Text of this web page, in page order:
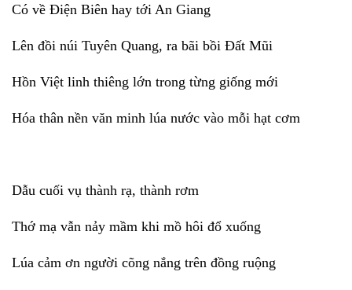
Có về Điện Biên hay tới An Giang
Lên đồi núi Tuyên Quang, ra bãi bồi Đất Mũi
Hồn Việt linh thiêng lớn trong từng giống mới
Hóa thân nền văn minh lúa nước vào mỗi hạt cơm
Dẫu cuối vụ thành rạ, thành rơm
Thớ mạ vẫn nảy mầm khi mồ hôi đổ xuống
Lúa cảm ơn người cõng nắng trên đồng ruộng